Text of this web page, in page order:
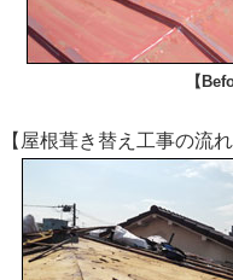
【
【屋根葺き替え工事の流れ